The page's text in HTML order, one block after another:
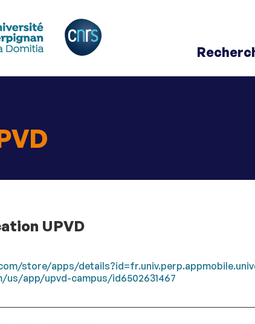
UPVD
store/apps/
us/app/upvd-campus/id6502631467